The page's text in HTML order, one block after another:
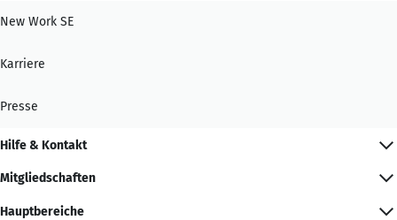
New Work SE
Karriere
Presse
Hilfe & Kontakt
Mitgliedschaften
Hauptbereiche